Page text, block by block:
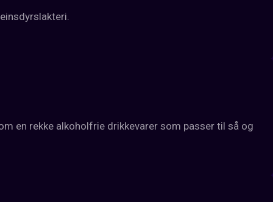
en rekke alkoholfrie drikkevarer som passer til så og